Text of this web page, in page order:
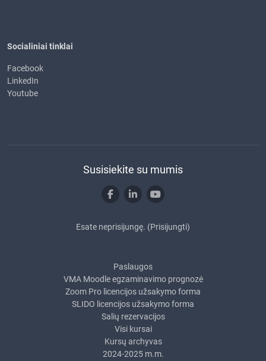
Socialiniai tinklai
Facebook
LinkedIn
Youtube
Susisiekite su mumis
Esate neprisijungę. (Prisijungti)
Paslaugos
VMA Moodle egzaminavimo prognozė
Zoom Pro licencijos užsakymo forma
SLIDO licencijos užsakymo forma
Salių rezervacijos
Visi kursai
Kursų archyvas
2024-2025 m.m.